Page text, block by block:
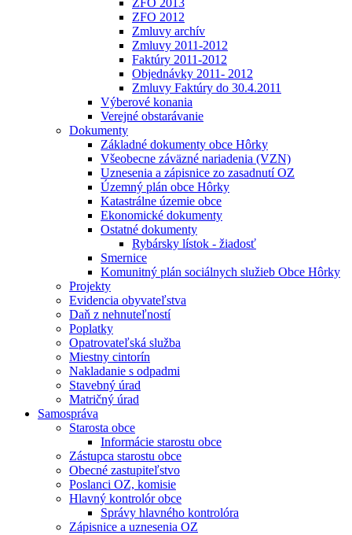
ZFO 2013
ZFO 2012
Zmluvy archív
Zmluvy 2011-2012
Faktúry 2011-2012
Objednávky 2011- 2012
Zmluvy Faktúry do 30.4.2011
Výberové konania
Verejné obstarávanie
Dokumenty
Základné dokumenty obce Hôrky
Všeobecne záväzné nariadenia (VZN)
Uznesenia a zápisnice zo zasadnutí OZ
Územný plán obce Hôrky
Katastrálne územie obce
Ekonomické dokumenty
Ostatné dokumenty
Rybársky lístok - žiadosť
Smernice
Komunitný plán sociálnych služieb Obce Hôrky
Projekty
Evidencia obyvateľstva
Daň z nehnuteľností
Poplatky
Opatrovateľská služba
Miestny cintorín
Nakladanie s odpadmi
Stavebný úrad
Matričný úrad
Samospráva
Starosta obce
Informácie starostu obce
Zástupca starostu obce
Obecné zastupiteľstvo
Poslanci OZ, komisie
Hlavný kontrolór obce
Správy hlavného kontrolóra
Zápisnice a uznesenia OZ